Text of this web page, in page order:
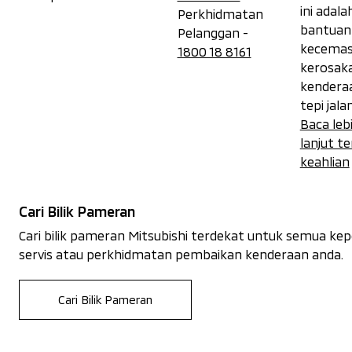
Perkhidmatan
Pelanggan -
1800 18 8161
ini
bantuan
tepi
Baca
lanjut
keahlian
Cari Bilik Pameran
Cari bilik pameran Mitsubishi terdekat untuk semua
servis atau perkhidmatan pembaikan kenderaan anda.
Cari Bilik Pameran